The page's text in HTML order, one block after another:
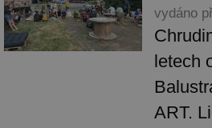
vydáno
letech
ART.